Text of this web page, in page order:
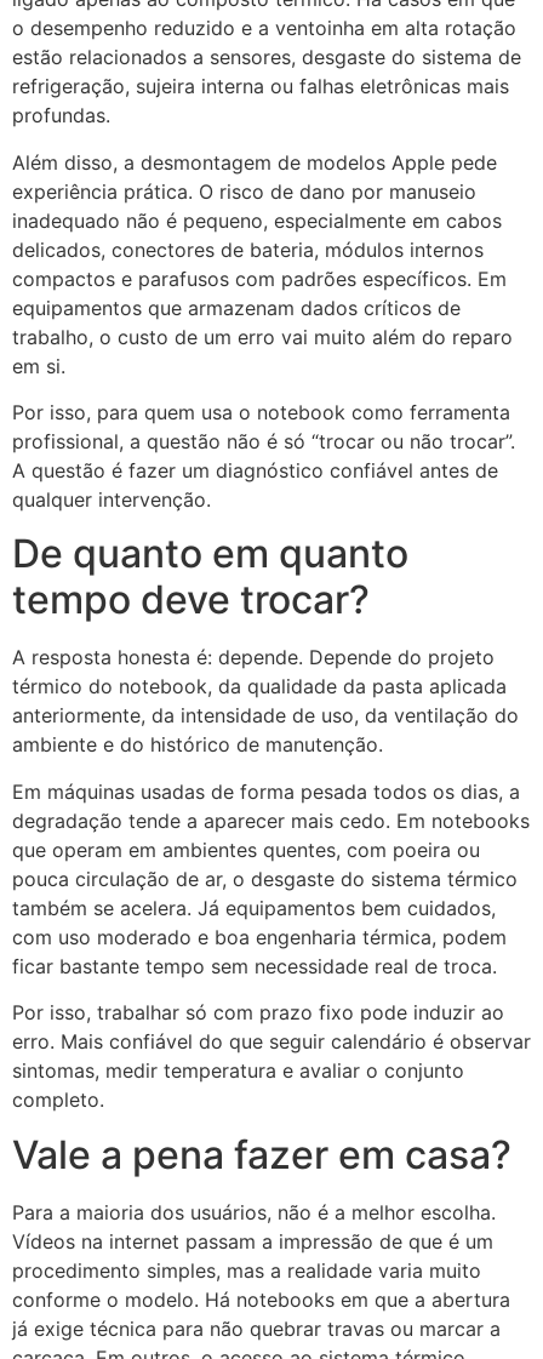
o desempenho reduzido e a ventoinha em alta rotação
estão relacionados a sensores, desgaste do sistema de
refrigeração, sujeira interna ou falhas eletrônicas mais
profundas.
Além disso, a desmontagem de modelos Apple pede
experiência prática. O risco de dano por manuseio
inadequado não é pequeno, especialmente em cabos
delicados, conectores de bateria, módulos internos
compactos e parafusos com padrões específicos. Em
equipamentos que armazenam dados críticos de
trabalho, o custo de um erro vai muito além do reparo
em si.
Por isso, para quem usa o notebook como ferramenta
profissional, a questão não é só “trocar ou não trocar”.
A questão é fazer um diagnóstico confiável antes de
qualquer intervenção.
De quanto em quanto
tempo deve trocar?
A resposta honesta é: depende. Depende do projeto
térmico do notebook, da qualidade da pasta aplicada
anteriormente, da intensidade de uso, da ventilação do
ambiente e do histórico de manutenção.
Em máquinas usadas de forma pesada todos os dias, a
degradação tende a aparecer mais cedo. Em notebooks
que operam em ambientes quentes, com poeira ou
pouca circulação de ar, o desgaste do sistema térmico
também se acelera. Já equipamentos bem cuidados,
com uso moderado e boa engenharia térmica, podem
ficar bastante tempo sem necessidade real de troca.
Por isso, trabalhar só com prazo fixo pode induzir ao
erro. Mais confiável do que seguir calendário é observar
sintomas, medir temperatura e avaliar o conjunto
completo.
Vale a pena fazer em casa?
Para a maioria dos usuários, não é a melhor escolha.
Vídeos na internet passam a impressão de que é um
procedimento simples, mas a realidade varia muito
conforme o modelo. Há notebooks em que a abertura
já exige técnica para não quebrar travas ou marcar a